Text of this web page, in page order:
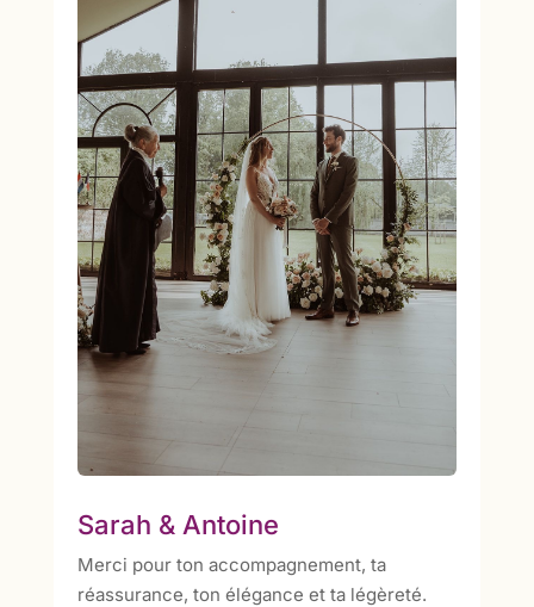
Sarah & Antoine
Merci pour ton accompagnement, ta
réassurance, ton élégance et ta légèreté.